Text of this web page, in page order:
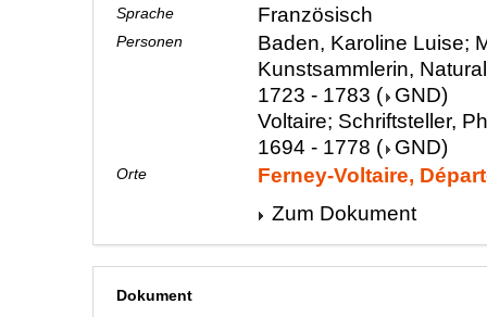
Sprache Französisch
Personen
Baden, Karoline Luise;
Kunstsammlerin,
1723 - 1783 ( GND)
Voltaire; Schriftsteller,
1694 - 1778 ( GND)
Orte
Ferney-Voltaire,
Zum Dokument
Dokument